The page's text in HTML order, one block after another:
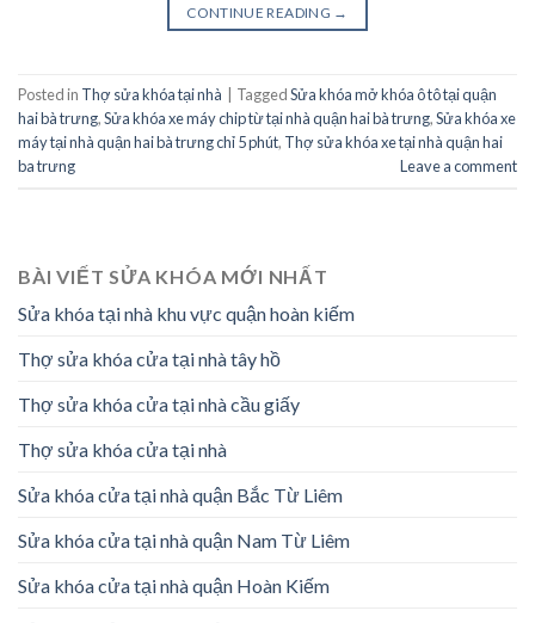
CONTINUE READING →
Posted in Thợ sửa khóa tại nhà TaggedSửa khóa mở khóa ô tô tại quận
hai bà trưng,Sửa khóa xe máy chip từ tại nhà quận hai bà trưng,Sửa khóa xe
máy tại nhà quận hai bà trưng chỉ 5 phút, Thợ sửa khóa xe tại nhà quận hai
ba trưng
Leave a comment
BÀI VIẾT SỬA KHÓA MỚI NHẤT
Sửa khóa tại nhà khu vực quận hoàn kiếm
Thợ sửa khóa cửa tại nhà tây hồ
Thợ sửa khóa cửa tại nhà cầu giấy
Thợ sửa khóa cửa tại nhà
Sửa khóa cửa tại nhà quận Bắc Từ Liêm
Sửa khóa cửa tại nhà quận Nam Từ Liêm
Sửa khóa cửa tại nhà quận Hoàn Kiếm